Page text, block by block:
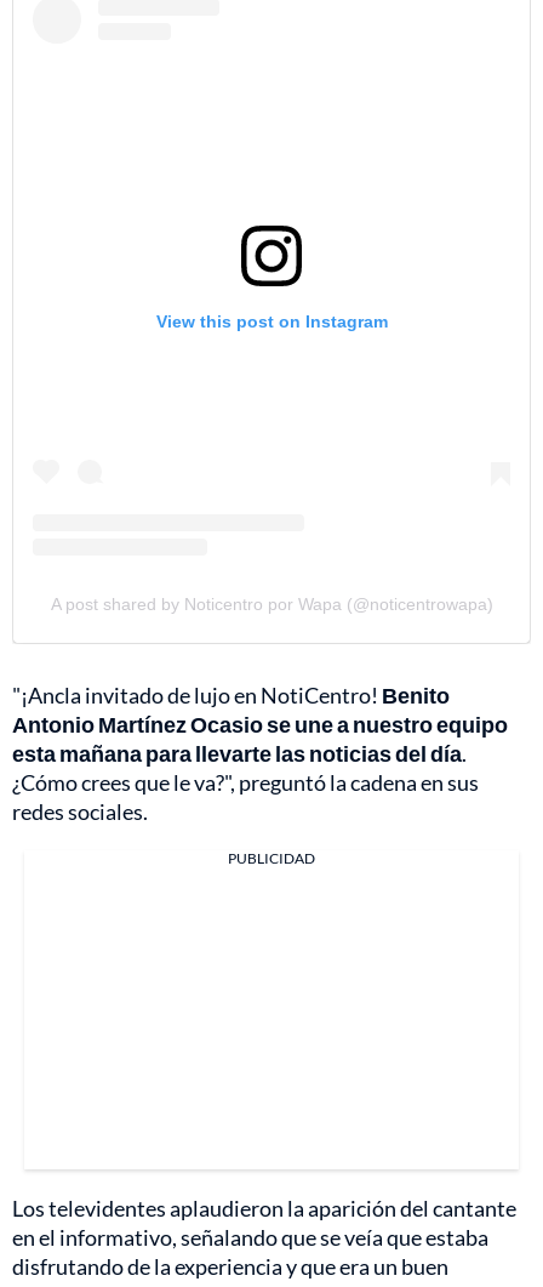
View this post on Instagram
A post shared by Noticentro por Wapa (@noticentrowapa)
"¡Ancla invitado de lujo en NotiCentro! Benito
Antonio Martínez Ocasio se une a nuestro equipo
esta mañana para llevarte las noticias del día.
¿Cómo crees que le va?", preguntó la cadena en sus
redes sociales.
PUBLICIDAD
Los televidentes aplaudieron la aparición del cantante
en el informativo, señalando que se veía que estaba
disfrutando de la experiencia y que era un buen